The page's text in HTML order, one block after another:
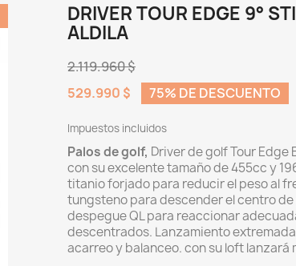
DRIVER TOUR EDGE 9°
ALDILA
2.119.960 $
529.990 $
75% DE DESCUENTO
Impuestos incluidos
Palos de golf, Driver de golf Tour Edge
con su excelente tamaño de 455cc y
titanio forjado para reducir el peso al
tungsteno para descender el centro
despegue QL para reaccionar
descentrados. Lanzamiento
acarreo y balanceo. con su loft lanzará